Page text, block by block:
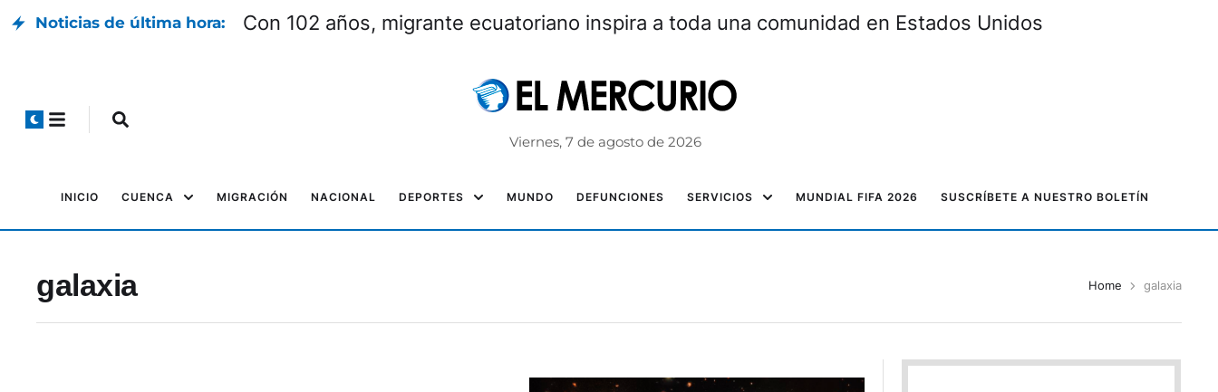
Noticias de última hora: Con 102 años, migrante ecuatoriano inspira a toda una comunidad en Estados Unidos
Viernes, 7 de agosto de 2026
INICIO CUENCA MIGRACIÓN NACIONAL DEPORTES MUNDO DEFUNCIONES SERVICIOS MUNDIAL FIFA 2026 SUSCRÍBETE A NUESTRO BOLETÍN
galaxia Home galaxia